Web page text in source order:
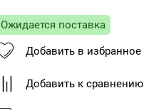
Ожидается поставка
Добавить в избранное
Добавить к сравнению